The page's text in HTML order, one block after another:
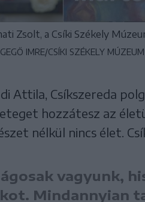
Zsolt, a Csíki Székely
IMRE/CSÍKI SZÉKELY MÚZEUM
Attila, Csíkszereda
hozzátesz az
nélkül nincs élet.
vagyunk,
Mindannyian